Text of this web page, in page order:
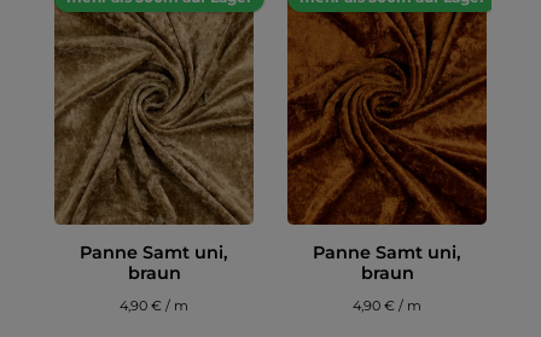
Panne Samt uni,
braun
4,90 € / m
Panne Samt uni,
braun
4,90 € / m